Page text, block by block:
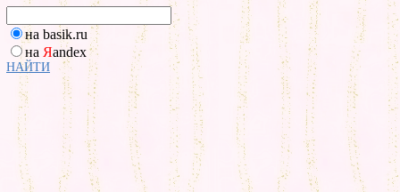
на basik.ru
на Яandex
НАЙТИ